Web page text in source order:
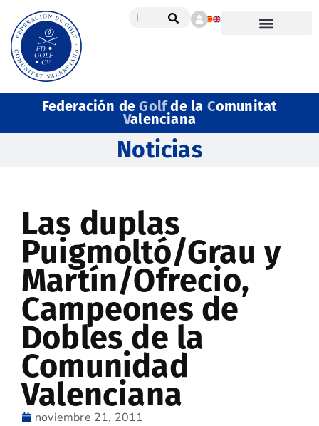
Federación deGolfde la Comunitat
Valenciana
Noticias
Las duplas
Puigmoltó/Grau y
Martín/Ofrecio,
Campeones de
Dobles de la
Comunidad
Valenciana
noviembre 21, 2011